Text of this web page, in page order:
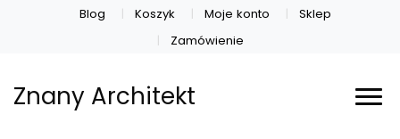
Blog Koszyk Moje konto
Sklep
Zamówienie
Znany Architekt